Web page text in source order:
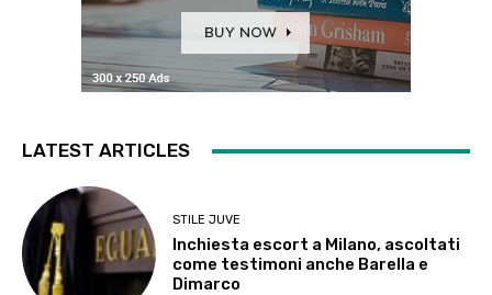
LATEST ARTICLES
STILE JUVE
Inchiesta escort a Milano, ascoltati
come testimoni anche Barella e
Dimarco